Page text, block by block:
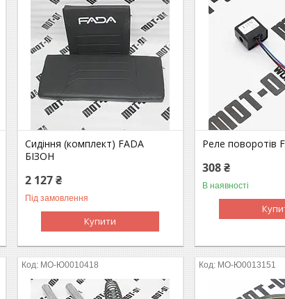
Сидіння (комплект) FADA
БІЗОН
2 127 ₴
Під замовлення
Купити
Реле поворотів
308 ₴
В наявності
MO-Ю0010418 MO-Ю0013151